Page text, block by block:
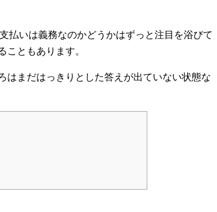
払いは義務なのかどうかはずっと注目を浴びて
こともあります。
はまだはっきりとした答えが出ていない状態な